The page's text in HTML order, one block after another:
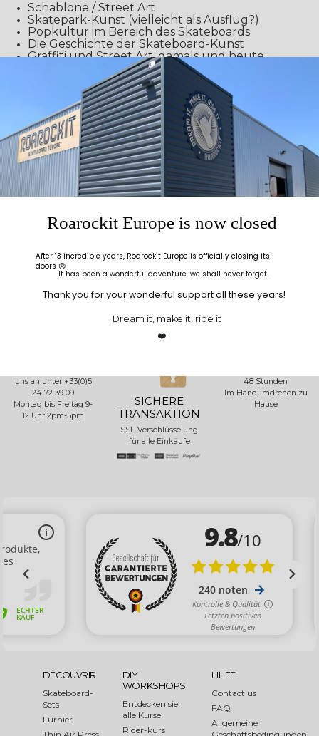
Schablone / Street Art
Skatepark-Kunst (vielleicht als Ausflug?)
Popkultur im Bereich des Skateboards
Die Geschichte der Skateboard-Kunst
Graffiti und Street Art, damals und heute
Designkonzepte
Stufen von Design, von Thumbnail-Entwürfen
bis zu finalen Layouts
Farbtheorie, Begriffe und Definitionen
Schriftarten, Handlettering
Symbole als Hinweise
Welche Methode nutze ich?
Sprühfarbe (Lösungsmittel) oder Acrylfarbe
uns an unter +33(0)5
24 72 39 09
Montag bis Freitag 9-
12 Uhr 2pm-5pm
SICHERE
TRANSAKTION
SSL-Verschlüsselung
für alle Einkäufe
48 Stunden
Im Handumdrehen zu
Hause
DÉCOUVRIR
Skateboard-
Sets
Furnier
DIY
WORKSHOPS
Entdecken sie
alle Kurse
Rider-kurs
HILFE
Contact us
FAQ
Allgemeine
Roarockit Europe is now closed
After 13 incredible years, Roarockit Europe is officially closing its
doors 😢
Thank you for your wonderful support all these years!
❤️
It has been a wonderful adventure, we shall never forget.
Dream it, make it, ride it